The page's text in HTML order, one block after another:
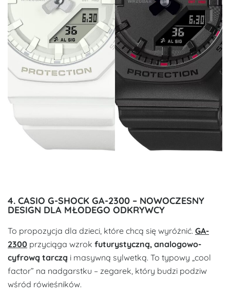
4. CASIO G-SHOCK GA-2300 – NOWOCZESNY
DESIGN DLA MŁODEGO ODKRYWCY
To propozycja dla dzieci, które chcą się wyróżnić. GA-
2300 przyciąga wzrok futurystyczną, analogowo-
cyfrową tarczą i masywną sylwetką. To typowy „cool
factor” na nadgarstku – zegarek, który budzi podziw
wśród rówieśników.